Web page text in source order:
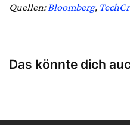
Quellen:Bloomberg,
Das könnte dich